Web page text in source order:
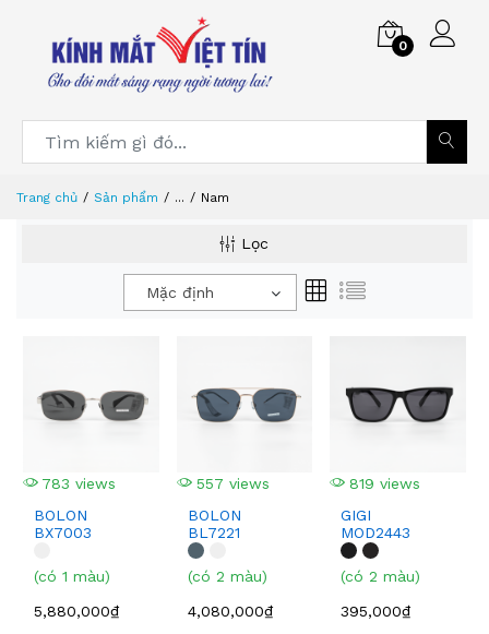
0
Trang chủ Sản phẩm ... Nam
Lọc
Mặc định
783 views
BOLON
BX7003
(có 1 màu)
5,880,000₫
557 views
BOLON
BL7221
(có 2 màu)
4,080,000₫
819 views
GIGI
MOD2443
(có 2 màu)
395,000₫